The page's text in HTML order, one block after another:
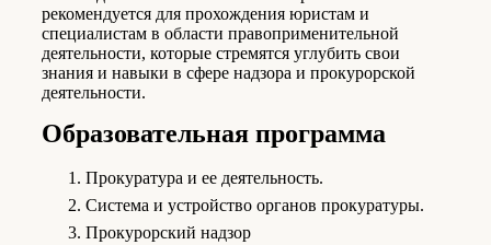
рекомендуется для прохождения юристам и
специалистам в области правоприменительной
деятельности, которые стремятся углубить свои
знания и навыки в сфере надзора и прокурорской
деятельности.
Образова­тельная про­грамма
Прокуратура и ее деятельность.
Система и устройство органов прокуратуры.
Прокурорский надзор